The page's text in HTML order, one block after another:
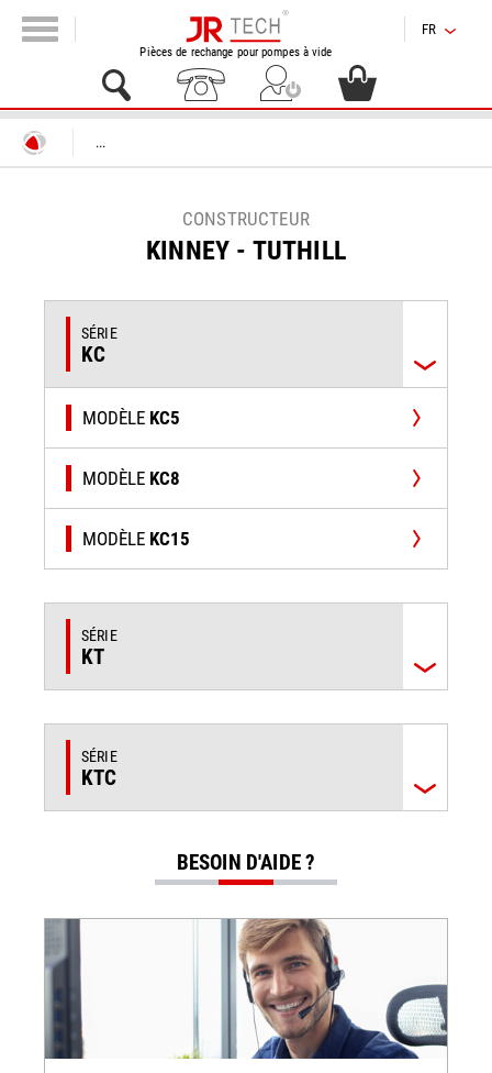
Pièces de rechange pour pompes à vide
FR
...
CONSTRUCTEUR
KINNEY - TUTHILL
SÉRIE
KC
MODÈLE KC5
MODÈLE KC8
MODÈLE KC15
SÉRIE
KT
SÉRIE
KTC
BESOIN D'AIDE ?